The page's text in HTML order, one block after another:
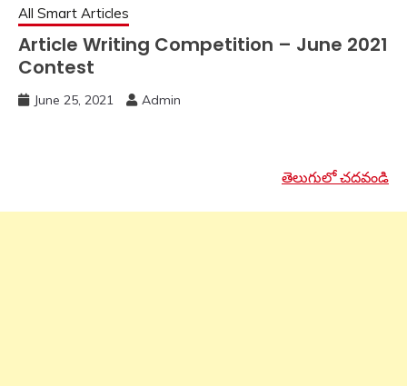
All Smart Articles
Article Writing Competition – June 2021
Contest
June 25, 2021 Admin
తెలుగులో చదవండి